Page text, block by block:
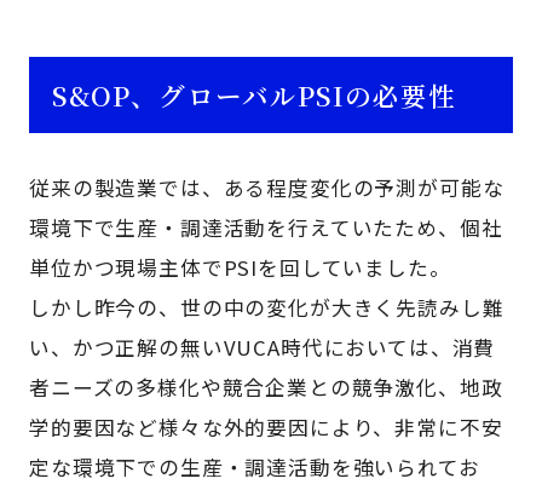
S&OP、グローバルPSIの必要性
従来の製造業では、ある程度変化の予測が可能な
環境下で生産・調達活動を行えていたため、個社
単位かつ現場主体でPSIを回していました。
しかし昨今の、世の中の変化が大きく先読みし難
い、かつ正解の無いVUCA時代においては、消費
者ニーズの多様化や競合企業との競争激化、地政
学的要因など様々な外的要因により、非常に不安
定な環境下での生産・調達活動を強いられてお